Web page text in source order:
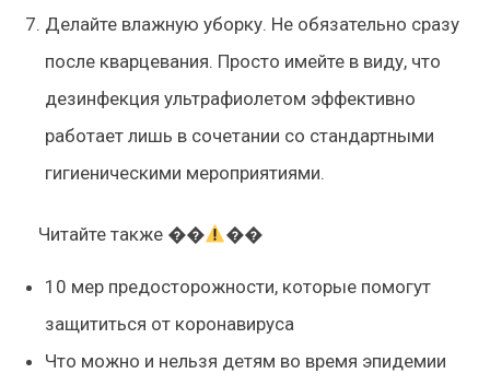
Делайте влажную уборку. Не обязательно сразу
после кварцевания. Просто имейте в виду, что
дезинфекция ультрафиолетом эффективно
работает лишь в сочетании со стандартными
гигиеническими мероприятиями.
Читайте также �� ��
10 мер предосторожности, которые помогут
защититься от коронавируса
Что можно и нельзя детям во время эпидемии